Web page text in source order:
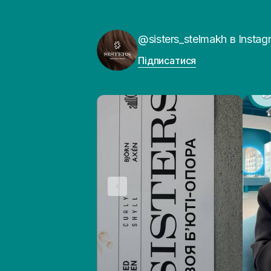
@sisters_stelmakh в
Підписатися